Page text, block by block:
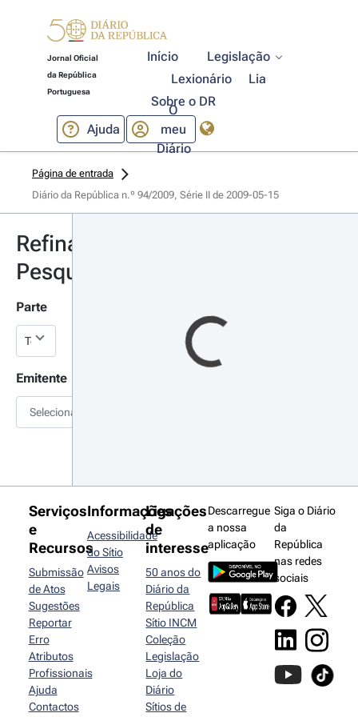
Jornal Oficial
da República
Portuguesa
Início
Legislação
Lexionário
Lia
Sobre o DR
Ajuda
O
meu
Diário
Página de entrada
Diário da República n.º 94/2009, Série II de 2009-05-15
Refinar
Pesquisa
Parte
Emitente
Selecionar
Serviços
e
Recursos
Submissão
de Atos
Sugestões
Reportar
Erro
Atributos
Profissionais
Ajuda
Contactos
Informações
Acessibilidade
do Sítio
Avisos
Legais
Ligações
de
interesse
50 anos do
Diário da
República
Sítio INCM
Coleção
Legislação
Loja do
Diário
Sítios de
Descarregue
a nossa
aplicação
Siga o Diário
da
República
nas redes
sociais